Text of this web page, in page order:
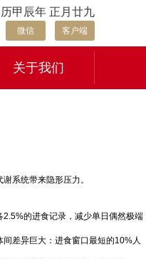
甲辰年 正月廿九
微信 客户端
关于我们
系统带来隐形压力。
的进食记录，减少单日偶然极端
差异巨大：进食窗口最短的10%人